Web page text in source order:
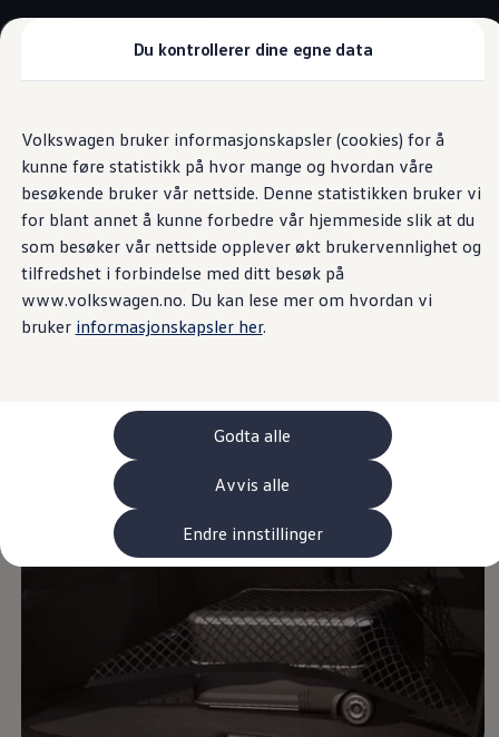
Du kontrollerer dine egne data
Volkswagen bruker informasjonskapsler (cookies) for å
kunne føre statistikk på hvor mange og hvordan våre
besøkende bruker vår nettside. Denne statistikken bruker vi
for blant annet å kunne forbedre vår hjemmeside slik at du
som besøker vår nettside opplever økt brukervennlighet og
tilfredshet i forbindelse med ditt besøk på
www.volkswagen.no. Du kan lese mer om hvordan vi
bruker informasjonskapsler her.
Godta alle
Avvis alle
Endre innstillinger
hovedinnhold
til
footer
Tilbehør
ID. Buzz GTX Lang Varebil
Kampanjer
ID. Polo
ID.3
ID.3 Neo
ID.4
ID.7 Tourer
Våre varebiler
Prislister
Kampanjer
ID. Buzz Cargo
Lastsikring
Billån
Bilforsikring
Varebiler med firehjulstrekk
Proff leasing
Kundeløfter
Connect Pro
Klimakalkulator
Finansiering
Lease eller kjøpe bil
Bilforsikring
Ladekort fra Volkswagen
Bagasjeromsplass
Mer plass for
passasjerer og bagasje